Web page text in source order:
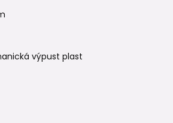
výpust plast